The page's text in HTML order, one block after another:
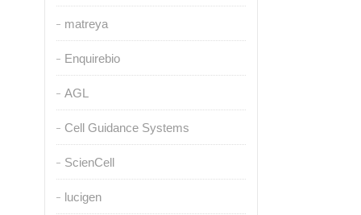
matreya
Enquirebio
AGL
Cell Guidance Systems
ScienCell
lucigen